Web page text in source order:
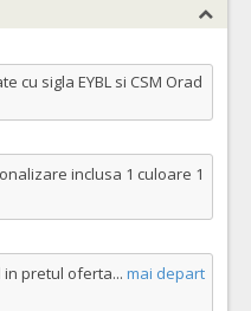
cu sigla EYBL si CSM Orad
inclusa 1 culoare 1
pretul oferta... mai depart